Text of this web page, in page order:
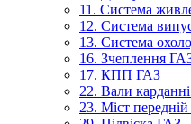
11. Система
12. Система
13. Система
16. Зчеплення
17. КПП ГАЗ
22. Вали
23. Міст